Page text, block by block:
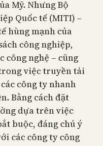
Mỹ. Nhưng Bộ
Quốc tế (MITI) –
hùng mạnh của
công nghiệp,
công nghệ – cũng
việc truyền tải
công ty nhanh
Bằng cách đặt
dựa trên việc
buộc, đáng chú ý
các công ty công